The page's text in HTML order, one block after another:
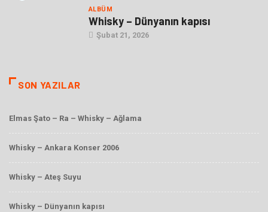
ALBÜM
Whisky – Dünyanın kapısı
Şubat 21, 2026
SON YAZILAR
Elmas Şato – Ra – Whisky – Ağlama
Whisky – Ankara Konser 2006
Whisky – Ateş Suyu
Whisky – Dünyanın kapısı